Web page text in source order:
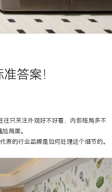
答案！
只关注外观好不好看、内部格局多不
局面。
的行业品牌是如何处理这个细节的。